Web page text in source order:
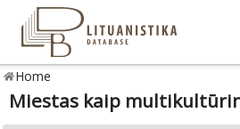
Home
Miestas kaip